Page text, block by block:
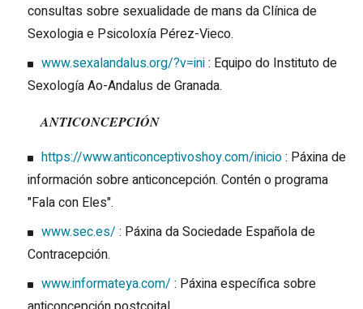
consultas sobre sexualidade de mans da Clínica de
Sexologia e Psicoloxía Pérez-Vieco.
www.sexalandalus.org/?v=ini: Equipo do Instituto de
Sexología Ao-Andalus de Granada.
ANTICONCEPCIÓN
https://www.anticonceptivoshoy.com/inicio: Páxina de
información sobre anticoncepción. Contén o programa
"Fala con Eles".
www.sec.es/ : Páxina da Sociedade Española de
Contracepción.
www.informateya.com/ : Páxina específica sobre